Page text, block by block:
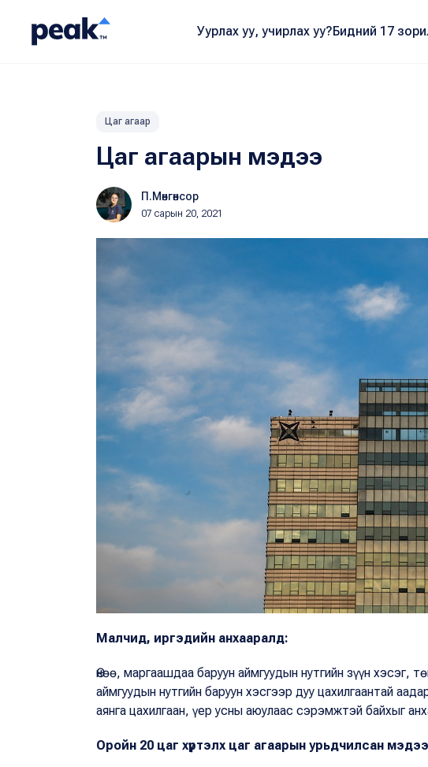
Уурлах уу, учирлах уу?Бидний 17
Цаг агаар
Цаг агаарын мэдээ
П.Мөнгөнсор
07 сарын 20, 2021
Малчид, иргэдийн анхааралд:
Өнөө, маргаашдаа баруун аймгуудын нутгийн зүүн хэсэг,
аймгуудын нутгийн баруун хэсгээр дуу цахилгаантай
аянга цахилгаан, үер усны аюулаас сэрэмжтэй байхыг
Оройн 20 цаг хүртэлх цаг агаарын урьдчилсан